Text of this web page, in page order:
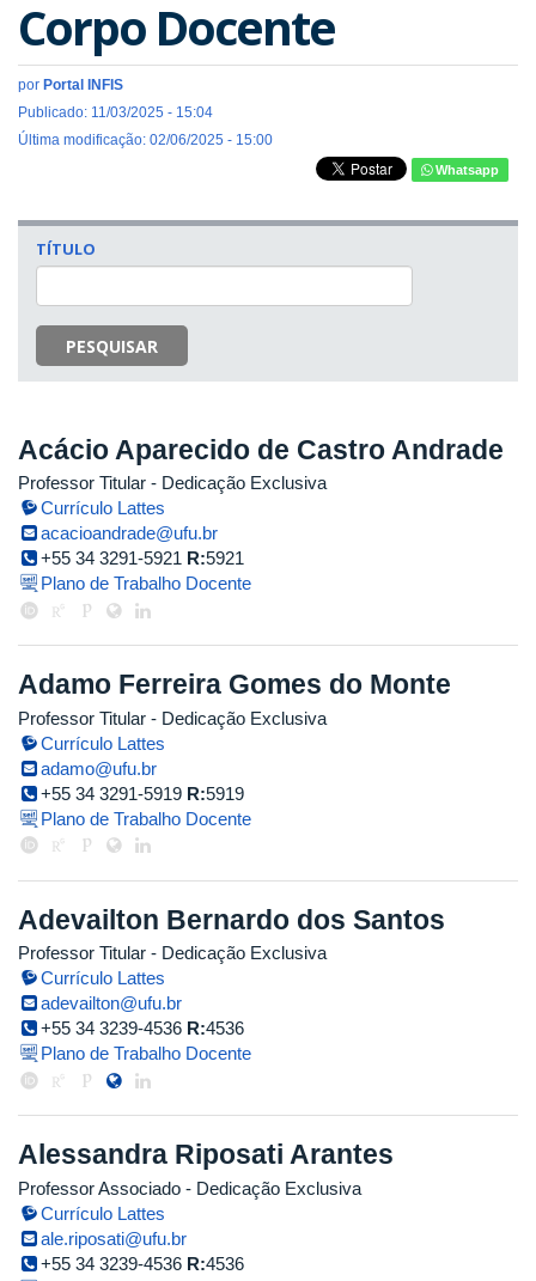
Corpo Docente
por Portal INFIS
Publicado: 11/03/2025 - 15:04
Última modificação: 02/06/2025 - 15:00
Whatsapp
TÍTULO
PESQUISAR
Acácio Aparecido de Castro Andrade
Professor Titular - Dedicação Exclusiva
Currículo Lattes
acacioandrade@ufu.br
+55 34 3291-5921 R:5921
Plano de Trabalho Docente
Adamo Ferreira Gomes do Monte
Professor Titular - Dedicação Exclusiva
Currículo Lattes
adamo@ufu.br
+55 34 3291-5919 R:5919
Plano de Trabalho Docente
Adevailton Bernardo dos Santos
Professor Titular - Dedicação Exclusiva
Currículo Lattes
adevailton@ufu.br
+55 34 3239-4536 R:4536
Plano de Trabalho Docente
Alessandra Riposati Arantes
Professor Associado - Dedicação Exclusiva
Currículo Lattes
ale.riposati@ufu.br
+55 34 3239-4536 R:4536